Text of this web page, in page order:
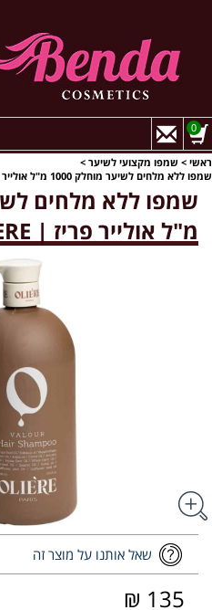
0
ראשי > שמפו מקצועי לשיער >
שמפו ללא מלחים לשיער מוחלק 1000 מ"ל אולייר פריז | OLIERE
מ"ל אולייר פריז | OLIERE
שאל אותנו על מוצר זה
135 ₪